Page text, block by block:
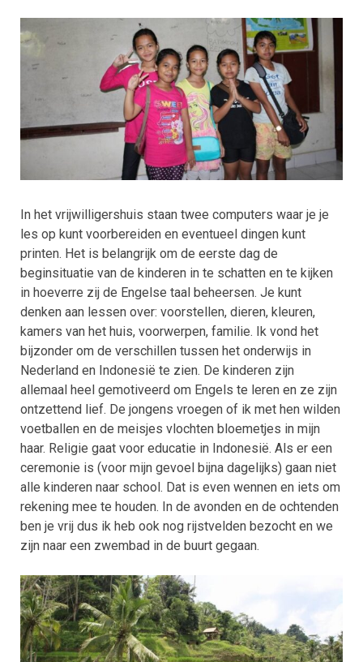
In het vrijwilligershuis staan twee computers waar je je
les op kunt voorbereiden en eventueel dingen kunt
printen. Het is belangrijk om de eerste dag de
beginsituatie van de kinderen in te schatten en te kijken
in hoeverre zij de Engelse taal beheersen. Je kunt
denken aan lessen over: voorstellen, dieren, kleuren,
kamers van het huis, voorwerpen, familie. Ik vond het
bijzonder om de verschillen tussen het onderwijs in
Nederland en Indonesië te zien. De kinderen zijn
allemaal heel gemotiveerd om Engels te leren en ze zijn
ontzettend lief. De jongens vroegen of ik met hen wilden
voetballen en de meisjes vlochten bloemetjes in mijn
haar. Religie gaat voor educatie in Indonesië. Als er een
ceremonie is (voor mijn gevoel bijna dagelijks) gaan niet
alle kinderen naar school. Dat is even wennen en iets om
rekening mee te houden. In de avonden en de ochtenden
ben je vrij dus ik heb ook nog rijstvelden bezocht en we
zijn naar een zwembad in de buurt gegaan.